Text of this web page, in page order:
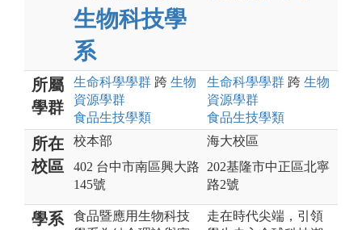
生物科技學
系
所屬
學群
生命科學學群 跨 生物
資源學群
食品生技學類
生命科學學群 跨 生物
資源學群
食品生技學類
所在
校區
校本部
402 台中市南區興大路
145號
海大校區
202基隆市中正區北寧
路2號
學系
食品暨應用生物科技
走在時代尖端，引領